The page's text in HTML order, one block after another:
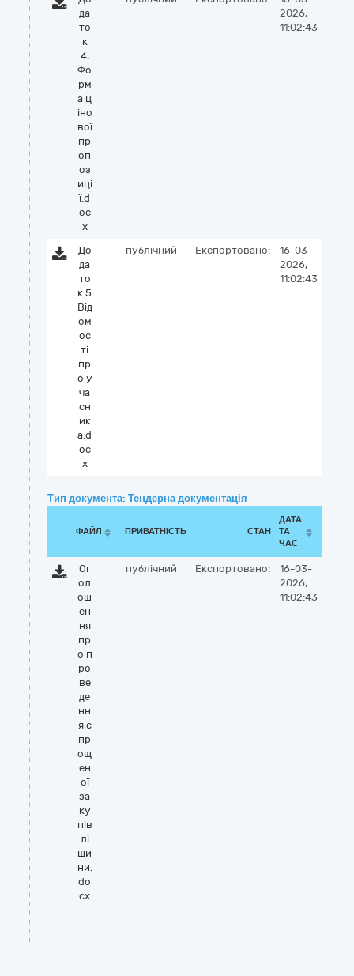
да
то
к
4.
Фо
рм
а ц
іно
вої
пр
оп
оз
иці
ї.d
oc
x
2026,
11:02:43
До
да
то
к 5
Від
ом
ос
ті
пр
о у
ча
сн
ик
а.d
oc
x
публічний Експортовано:
16-03-
2026,
11:02:43
Тип документа: Тендерна документація
ФАЙЛ ПРИВАТНІСТЬ СТАН
ДАТА
ТА
ЧАС
Ог
ол
ош
ен
ня
пр
о п
ро
ве
де
нн
я с
пр
ощ
ен
ої
за
ку
пів
лі
ши
ни.
do
cx
публічний Експортовано:
16-03-
2026,
11:02:43